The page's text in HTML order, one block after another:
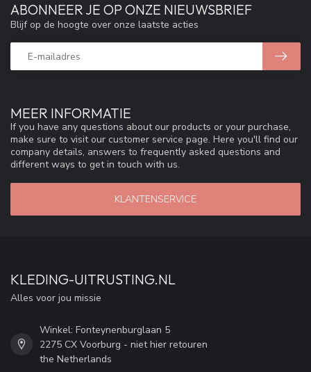
MEER INFORMATIE
If you have any questions about our products or your purchase,
make sure to visit our customer service page. Here you'll find our
company details, answers to frequently asked questions and
different ways to get in touch with us.
KLANTENSERVICE
ABONNEER JE OP ONZE NIEUWSBRIEF
Blijf op de hoogte over onze laatste acties
KLEDING-UITRUSTING.NL
Alles voor jou missie
Winkel: Fonteynenburglaan 5
2275 CX Voorburg - niet hier retouren
the Netherlands